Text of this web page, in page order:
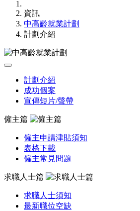
資訊
中高齡就業計劃
計劃介紹
計劃介紹
成功個案
宣傳短片/聲帶
僱主篇
僱主申請津貼須知
表格下載
僱主常見問題
求職人士篇
求職人士須知
最新職位空缺